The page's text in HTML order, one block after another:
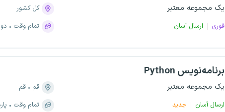
یک مجموعه معتبر
فوری ارسال آسان
کل کشور
تمام وقت
برنامه‌نویس Python
یک مجموعه معتبر
ارسال آسان جدید
قم
قم
تمام وقت